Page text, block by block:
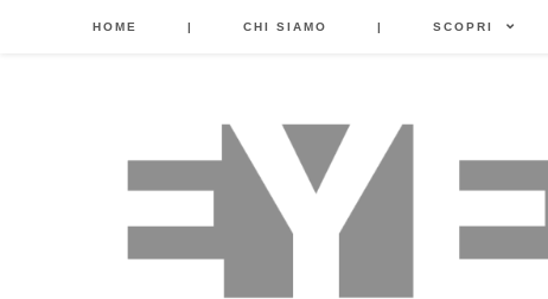
HOME | CHI SIAMO | SCOPRI